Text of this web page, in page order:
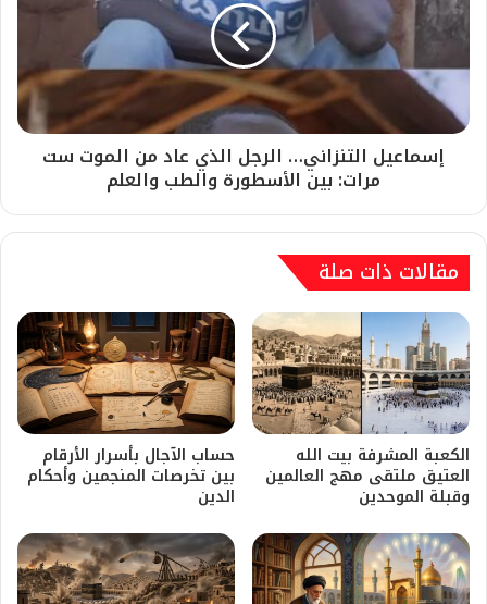
إسماعيل التنزاني… الرجل الذي عاد من الموت ست
مرات: بين الأسطورة والطب والعلم
مقالات ذات صلة
الكعبة المشرفة بيت الله
العتيق ملتقى مهج العالمين
وقبلة الموحدين
​حساب الآجال بأسرار الأرقام
بين تخرصات المنجمين وأحكام
الدين